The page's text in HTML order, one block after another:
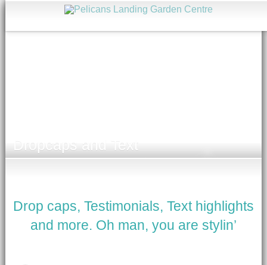
Dropcaps and Text
Drop caps, Testimonials, Text highlights
and more. Oh man, you are stylin’